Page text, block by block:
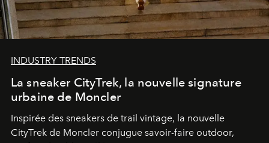
INDUSTRY TRENDS
La sneaker CityTrek, la nouvelle signature
urbaine de Moncler
Inspirée des sneakers de trail vintage, la nouvelle
CityTrek de Moncler conjugue savoir-faire outdoor,